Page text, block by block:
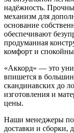
надёжность.
механизм для
основание
обеспечивают
продуманная
комфорт и
«Аккорд» — это
впишется в
скандинавских до
изготовления и
цены.
Наши менеджеры
доставки и сборки,